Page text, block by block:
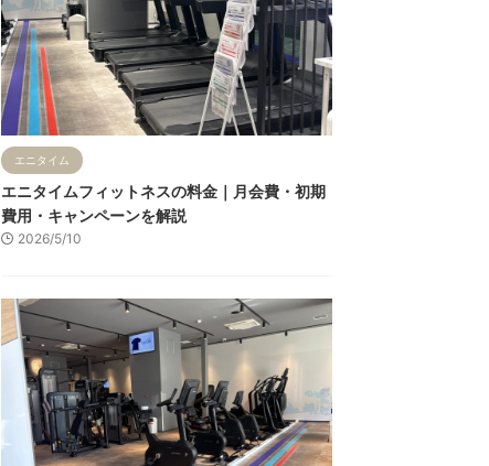
エニタイム
エニタイムフィットネスの料金｜月会費・初期
費用・キャンペーンを解説
2026/5/10